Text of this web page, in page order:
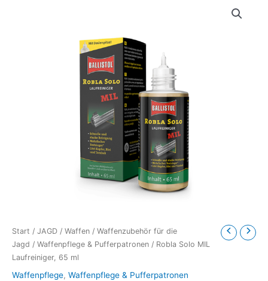
Start / JAGD / Waffen / Waffenzubehör für die
Jagd / Waffenpflege & Pufferpatronen / Robla Solo MIL
Laufreiniger, 65 ml
Waffenpflege, Waffenpflege & Pufferpatronen